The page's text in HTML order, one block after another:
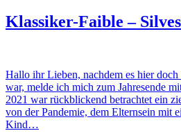
Klassiker-Faible –
Hallo ihr Lieben, nachdem es hier
war, melde ich mich zum Jahresende
2021 war rückblickend betrachtet ein
von der Pandemie, dem Elternsein mit
Kind…